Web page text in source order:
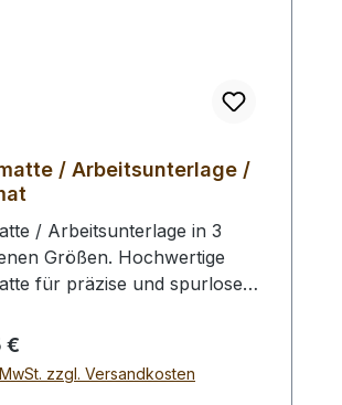
/ Arbeitsunterlage /
/ Arbeitsunterlage in 3
Größen. Hochwertige
für präzise und spurlose
Eine Seite schwarz, die
grün. Beidseitig bedruckt mit
mm Teilung, sowie feinem
€
zzgl. Versandkosten